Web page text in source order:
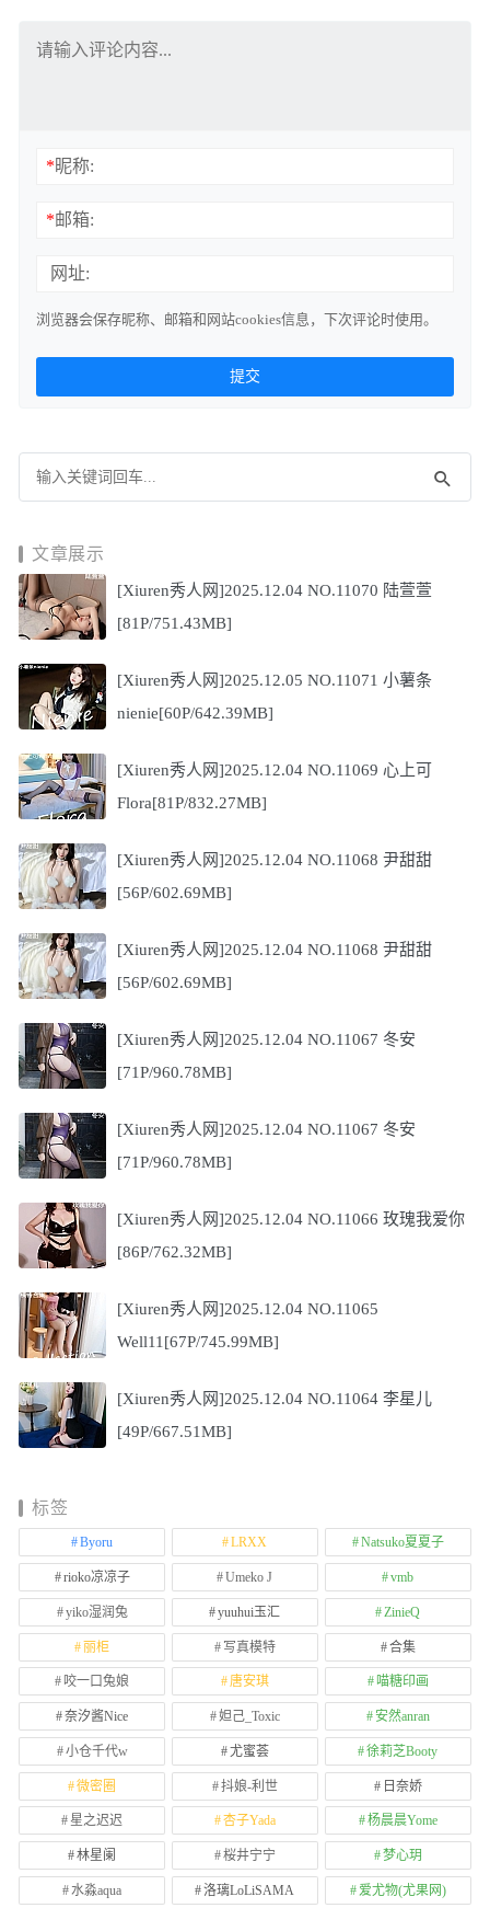
*昵称:
*邮箱:
网址:
浏览器会保存昵称、邮箱和网站cookies信息，下次评论时使用。
文章展示
[Xiuren秀人网]2025.12.04 NO.11070 陆萱萱
[81P/751.43MB]
[Xiuren秀人网]2025.12.05 NO.11071 小薯条
nienie[60P/642.39MB]
[Xiuren秀人网]2025.12.04 NO.11069 心上可
Flora[81P/832.27MB]
[Xiuren秀人网]2025.12.04 NO.11068 尹甜甜
[56P/602.69MB]
[Xiuren秀人网]2025.12.04 NO.11068 尹甜甜
[56P/602.69MB]
[Xiuren秀人网]2025.12.04 NO.11067 冬安
[71P/960.78MB]
[Xiuren秀人网]2025.12.04 NO.11067 冬安
[71P/960.78MB]
[Xiuren秀人网]2025.12.04 NO.11066 玫瑰我爱你
[86P/762.32MB]
[Xiuren秀人网]2025.12.04 NO.11065
Well11[67P/745.99MB]
[Xiuren秀人网]2025.12.04 NO.11064 李星儿
[49P/667.51MB]
标签
Byoru LRXX Natsuko夏夏子
rioko凉凉子 Umeko J vmb
yiko湿润兔 yuuhui玉汇 ZinieQ
丽柜 写真模特 合集
咬一口兔娘 唐安琪 喵糖印画
奈汐酱Nice 妲己_Toxic 安然anran
小仓千代w 尤蜜荟 徐莉芝Booty
微密圈 抖娘-利世 日奈娇
星之迟迟 杏子Yada 杨晨晨Yome
林星阑 桜井宁宁 梦心玥
水淼aqua 洛璃LoLiSAMA 爱尤物(尤果网)